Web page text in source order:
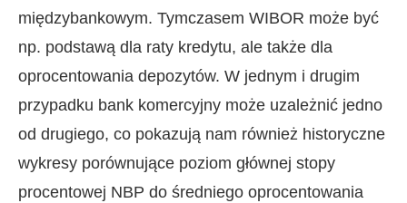
międzybankowym. Tymczasem WIBOR może być
np. podstawą dla raty kredytu, ale także dla
oprocentowania depozytów. W jednym i drugim
przypadku bank komercyjny może uzależnić jedno
od drugiego, co pokazują nam również historyczne
wykresy porównujące poziom głównej stopy
procentowej NBP do średniego oprocentowania